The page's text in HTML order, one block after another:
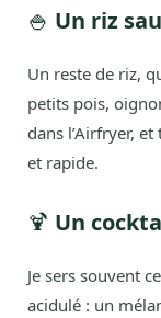
🍚 Un riz
Un reste de riz,
petits pois,
dans l’Airfryer,
et rapide.
🍹 Un
Je sers souvent
acidulé : un